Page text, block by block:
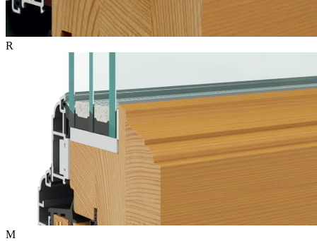
R
M